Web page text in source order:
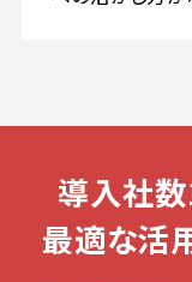
担当がご要望
導入社
最適な活